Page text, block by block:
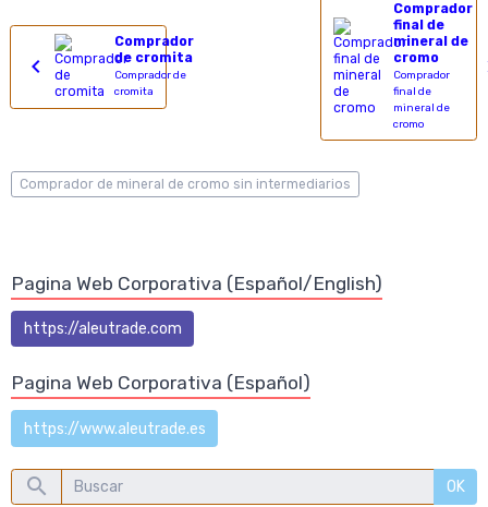
Comprador
de cromita
Comprador de
cromita
Comprador
final de
mineral de
cromo
Comprador
final de
mineral de
cromo
Comprador de mineral de cromo sin intermediarios
Pagina Web Corporativa (Español/English)
https://aleutrade.com
Pagina Web Corporativa (Español)
https://www.aleutrade.es
OK